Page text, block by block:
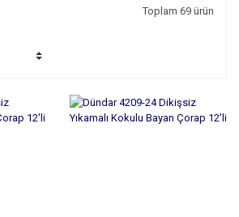
Toplam 69 ürün